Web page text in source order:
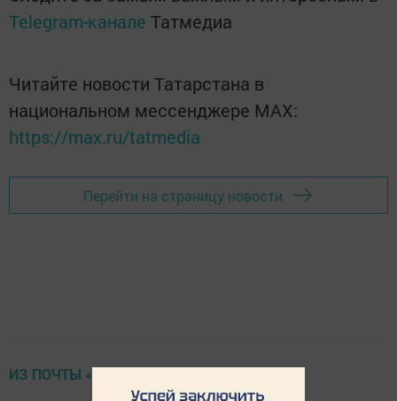
Telegram-канале Татмедиа
Читайте новости Татарстана в
национальном мессенджере MАХ:
https://max.ru/tatmedia
Перейти на страницу новости
ИЗ ПОЧТЫ «ДРУЖБЫ»